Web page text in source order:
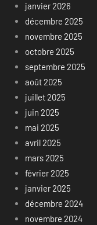
janvier 2026
décembre 2025
novembre 2025
octobre 2025
septembre 2025
août 2025
juillet 2025
juin 2025
mai 2025
avril 2025
mars 2025
février 2025
janvier 2025
décembre 2024
novembre 2024